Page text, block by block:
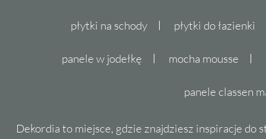
płytki na schody płytki do łazienki
panele w jodełkę mocha mousse
panele classen
Dekordia to miejsce, gdzie znajdziesz inspiracje do